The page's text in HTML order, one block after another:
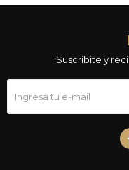
¡Suscribite y